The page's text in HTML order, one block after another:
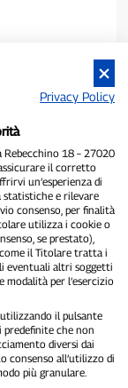
di Pavia
Srls- P.IVA
Federico
P300.it"
Privacy Policy
Rebecchino 18 – 27020
il corretto
un’esperienza di
statistiche e rilevare
consenso, per finalità
utilizza i cookie o
se prestato),
il Titolare tratta i
eventuali altri soggetti
modalità per l’esercizio
il pulsante
predefinite che non
diversi dai
consenso all’utilizzo di
più granulare.